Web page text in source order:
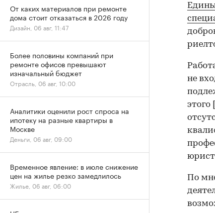
не
этого
По
От каких материалов при ремонте
дома стоит отказаться в 2026 году
Дизайн, 06 авг, 11:47
Более половины компаний при
ремонте офисов превышают
изначальный бюджет
Отрасль, 06 авг, 10:00
Аналитики оценили рост спроса на
ипотеку на разные квартиры в
Москве
Деньги, 06 авг, 09:00
Временное явление: в июле снижение
цен на жилье резко замедлилось
Жилье, 06 авг, 06:00